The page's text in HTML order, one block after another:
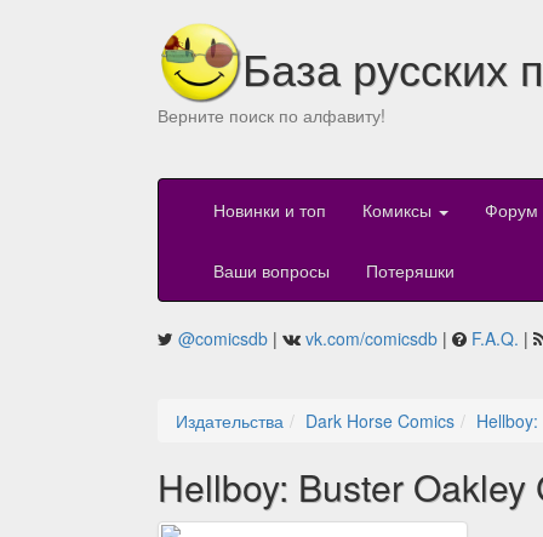
База русских
Верните поиск по алфавиту!
Новинки и топ Комиксы Форум
Ваши вопросы Потеряшки
@comicsdb | vk.com/comicsdb | F.A.Q. |
Издательства Dark Horse Comics
Hellboy: Buster